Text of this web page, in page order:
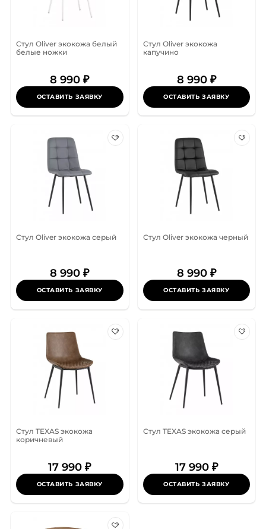
Стул Oliver экокожа белый
белые ножки
8 990 ₽
ОСТАВИТЬ ЗАЯВКУ
Стул Oliver экокожа
капучино
8 990 ₽
ОСТАВИТЬ ЗАЯВКУ
Стул Oliver экокожа серый
8 990 ₽
ОСТАВИТЬ ЗАЯВКУ
Стул Oliver экокожа черный
8 990 ₽
ОСТАВИТЬ ЗАЯВКУ
Стул TEXAS экокожа
коричневый
17 990 ₽
ОСТАВИТЬ ЗАЯВКУ
Стул TEXAS экокожа серый
17 990 ₽
ОСТАВИТЬ ЗАЯВКУ